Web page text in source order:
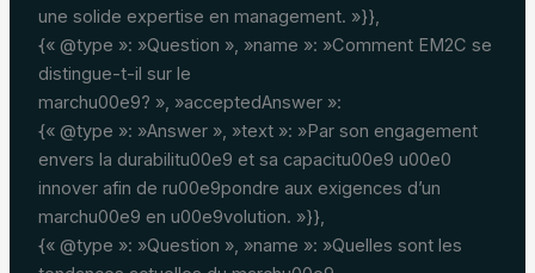
une solide expertise en management. »}},
{« @type »: »Question », »name »: »Comment EM2C se
distingue-t-il sur le
marchu00e9? », »acceptedAnswer »:
{« @type »: »Answer », »text »: »Par son engagement
envers la durabilitu00e9 et sa capacitu00e9 u00e0
innover afin de ru00e9pondre aux exigences d’un
marchu00e9 en u00e9volution. »}},
{« @type »: »Question », »name »: »Quelles sont les